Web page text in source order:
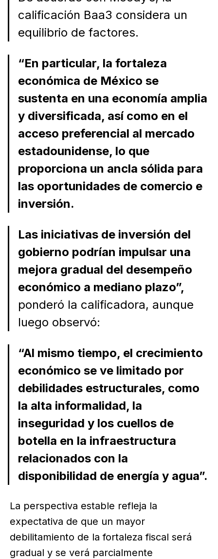
calificación Baa3 considera un
equilibrio de factores.
“En particular, la fortaleza
económica de México se
sustenta en una economía amplia
y diversificada, así como en el
acceso preferencial al mercado
estadounidense, lo que
proporciona un ancla sólida para
las oportunidades de comercio e
inversión.
Las iniciativas de inversión del
gobierno podrían impulsar una
mejora gradual del desempeño
económico a mediano plazo”,
ponderó la calificadora, aunque
luego observó:
“Al mismo tiempo, el crecimiento
económico se ve limitado por
debilidades estructurales, como
la alta informalidad, la
inseguridad y los cuellos de
botella en la infraestructura
relacionados con la
disponibilidad de energía y agua”.
La perspectiva estable refleja la
expectativa de que un mayor
debilitamiento de la fortaleza fiscal será
gradual y se verá parcialmente